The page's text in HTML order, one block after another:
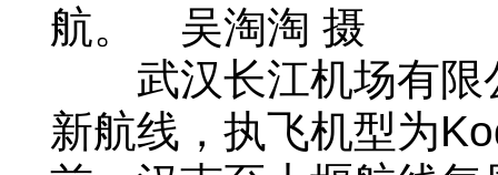
航。 吴淘淘 摄
武汉长江机场有限
新航线，执飞机型为